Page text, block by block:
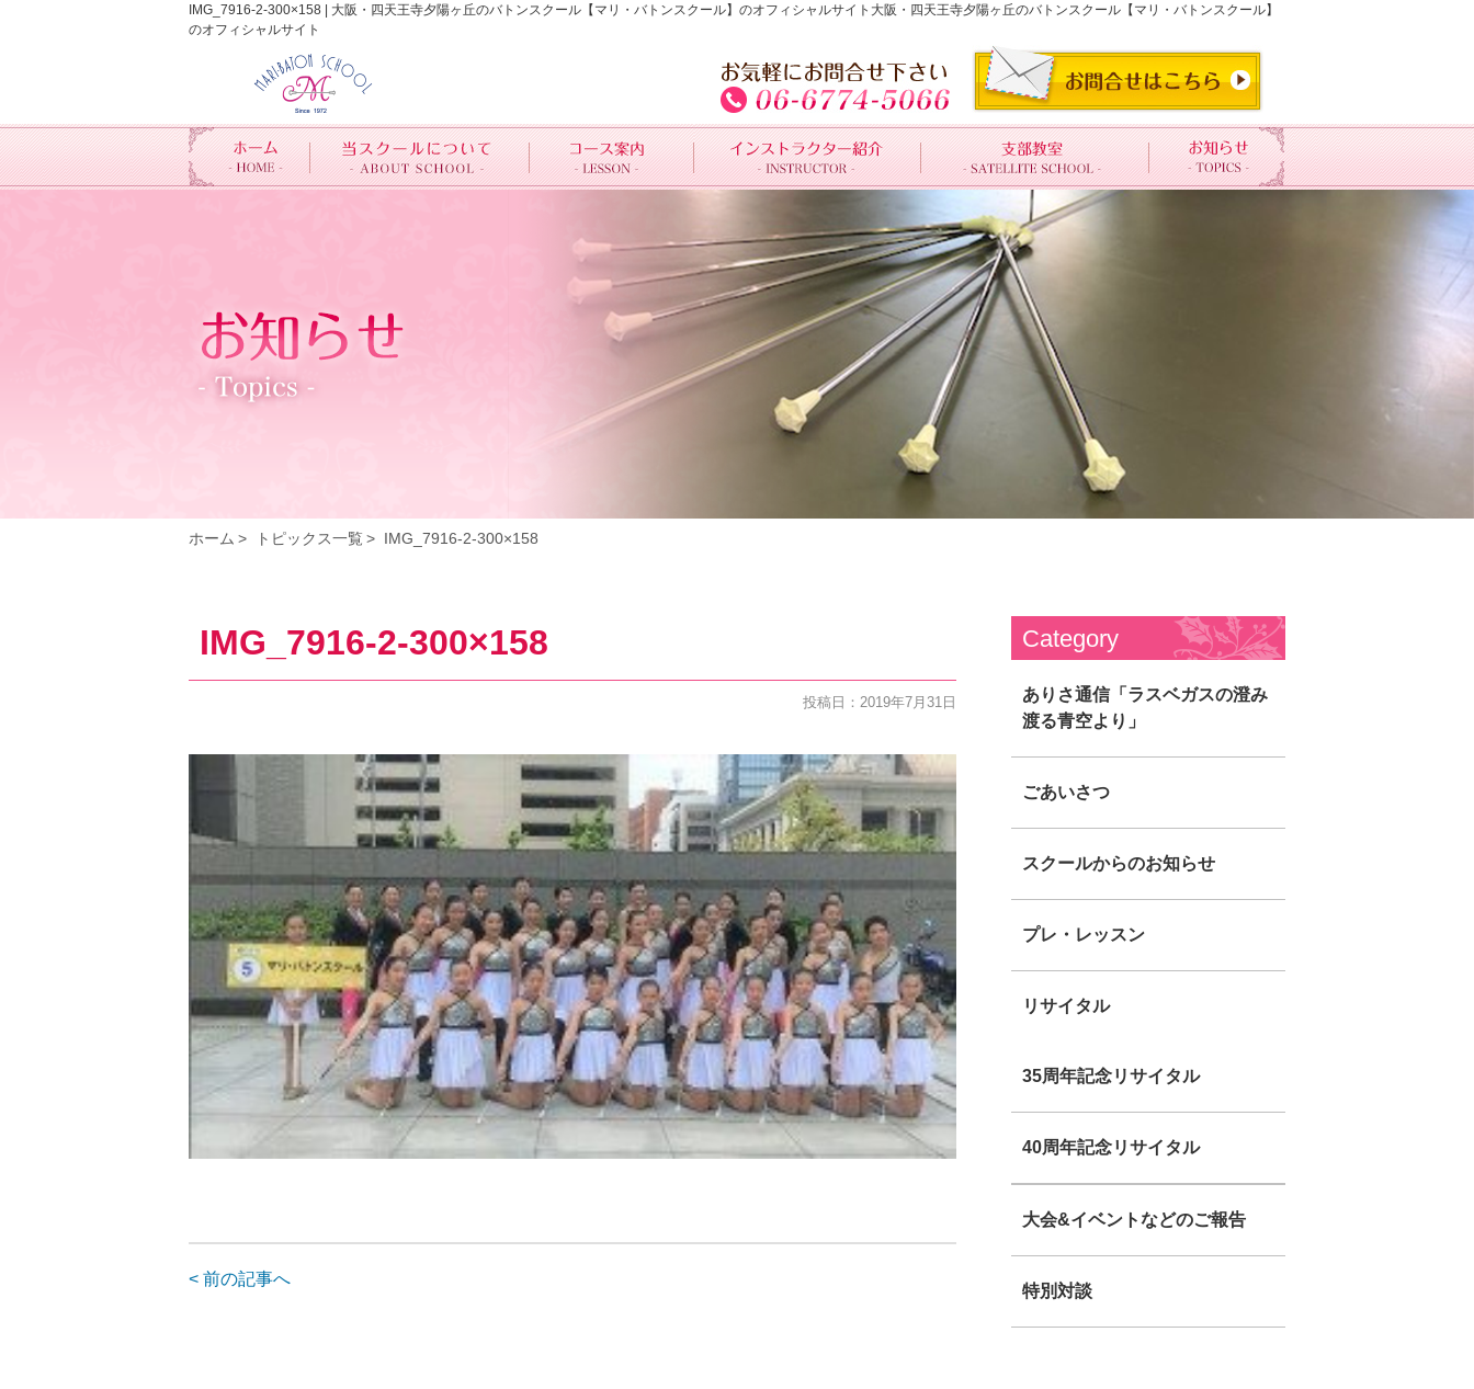
IMG_7916-2-300×158 | 大阪・四天王寺夕陽ヶ丘のバトンスクール【マリ・バトンスクール】のオフィシャルサイト大阪・四天王寺夕陽ヶ丘のバトンスクール【マリ・バトンスクール】
のオフィシャルサイト
ホーム トピックス一覧 IMG_7916-2-300×158
IMG_7916-2-300×158
投稿日：2019年7月31日
< 前の記事へ
Category
ありさ通信「ラスベガスの澄み
渡る青空より」
ごあいさつ
スクールからのお知らせ
プレ・レッスン
リサイタル
35周年記念リサイタル
40周年記念リサイタル
大会&イベントなどのご報告
特別対談